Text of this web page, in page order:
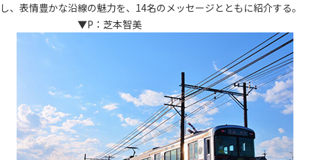
し、表情豊かな沿線の魅力を、14名のメッセージとともに紹介する。
▼P：芝本智美